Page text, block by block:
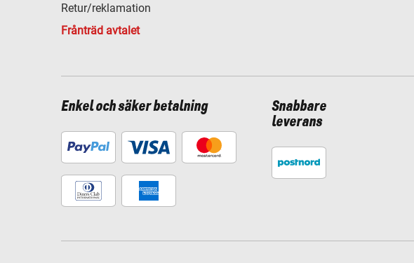
Retur/reklamation
Frånträd avtalet
Enkel och säker betalning
Snabbare
leverans